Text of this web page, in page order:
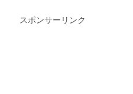
スポンサーリンク